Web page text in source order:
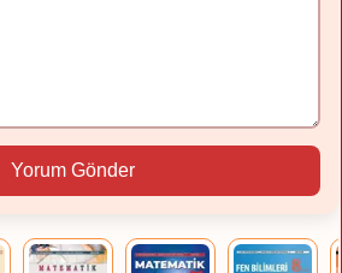
Yorum Gönder